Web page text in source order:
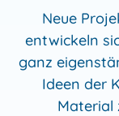
Neue
entwickeln
ganz
Ideen der
Material